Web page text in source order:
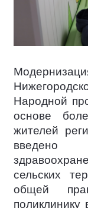
Народной
основе
жителей
введено
сельских
общей